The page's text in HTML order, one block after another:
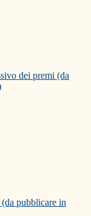
dei premi (da
pubblicare in